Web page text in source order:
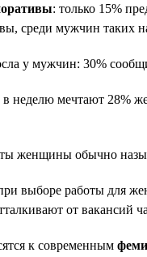
: только 15%
среди мужчин таких
у мужчин: 30%
в неделю мечтают 28%
женщины обычно
выборе работы для
от вакансий
к современным